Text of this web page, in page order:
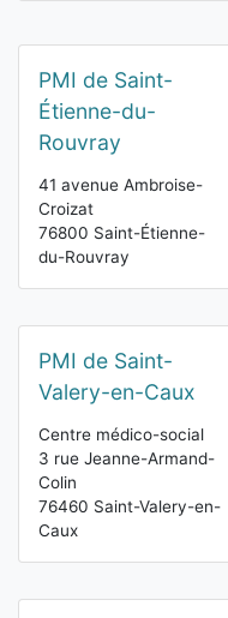
PMI de Saint-
Étienne-du-
Rouvray
41 avenue Ambroise-
Croizat
76800 Saint-Étienne-
du-Rouvray
PMI de Saint-
Valery-en-Caux
Centre médico-social
3 rue Jeanne-Armand-
Colin
76460 Saint-Valery-en-
Caux